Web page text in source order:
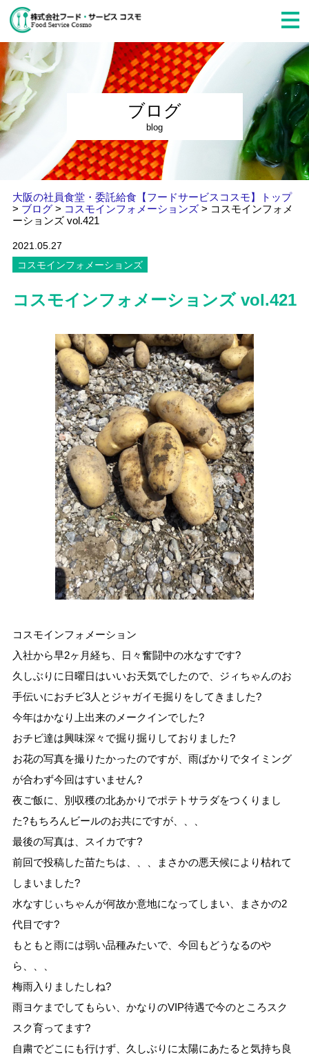
ブログ
blog
大阪の社員食堂・委託給食【フードサービスコスモ】トップ
> ブログ> コスモインフォメーションズ> コスモインフォメ
ーションズ vol.421
2021.05.27
コスモインフォメーションズ
コスモインフォメーションズ vol.421
コスモインフォメーション
入社から早2ヶ月経ち、日々奮闘中の水なすです?
久しぶりに日曜日はいいお天気でしたので、ジィちゃんのお
手伝いにおチビ3人とジャガイモ掘りをしてきました?
今年はかなり上出来のメークインでした?
おチビ達は興味深々で掘り掘りしておりました?
お花の写真を撮りたかったのですが、雨ばかりでタイミング
が合わず今回はすいません?
夜ご飯に、別収穫の北あかりでポテトサラダをつくりまし
た?もちろんビールのお共にですが、、、
最後の写真は、スイカです?
前回で投稿した苗たちは、、、まさかの悪天候により枯れて
しまいました?
水なすじぃちゃんが何故か意地になってしまい、まさかの2
代目です?
もともと雨には弱い品種みたいで、今回もどうなるのや
ら、、、
梅雨入りましたしね?
雨ヨケまでしてもらい、かなりのVIP待遇で今のところスク
スク育ってます?
自粛でどこにも行けず、久しぶりに太陽にあたると気持ち良